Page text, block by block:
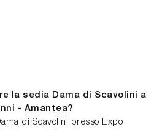
la sedia Dama di Scavolini a
- Amantea?
di Scavolini presso Expo